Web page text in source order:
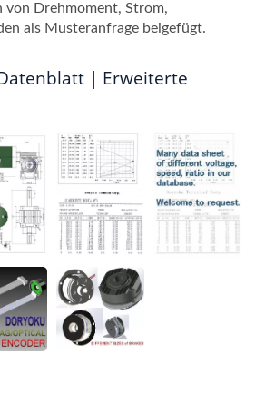
von Drehmoment, Strom,
als Musteranfrage beigefügt.
| Erweiterte